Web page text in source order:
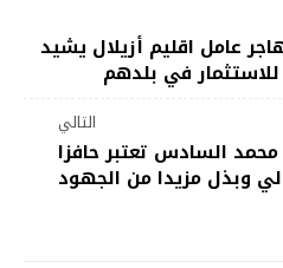
عامل اقليم أزيلال يشيد
في بلدهم
التالي
السادس تعتبر حافزا
لي وبذل مزيدا من الجهود